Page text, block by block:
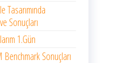
Tasarımında
Sonuçları
1.Gün
Sonuçları